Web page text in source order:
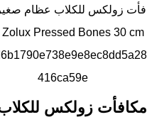
مكافأت زولكس